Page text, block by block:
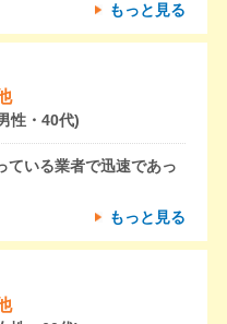
もっと見る
性・40代)
ている業者で迅速であっ
もっと見る